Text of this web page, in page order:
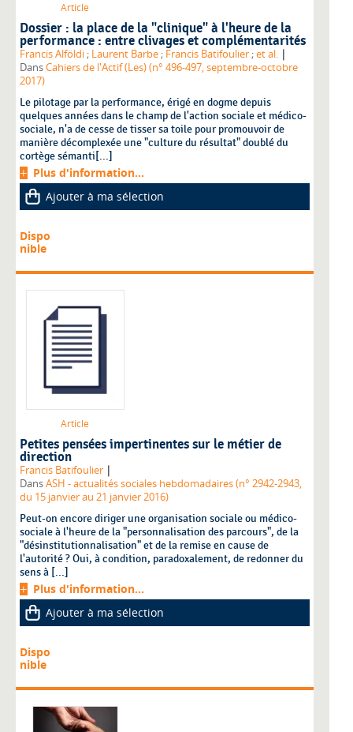
Article
Dossier : la place de la "clinique" à l'heure de la
performance : entre clivages et complémentarités
Francis Alföldi ; Laurent Barbe ; Francis Batifoulier ;et al. |
DansCahiers de l'Actif (Les) (n° 496-497, septembre-octobre
2017)
Le pilotage par la performance, érigé en dogme depuis
quelques années dans le champ de l'action sociale et médico-
sociale, n'a de cesse de tisser sa toile pour promouvoir de
manière décomplexée une "culture du résultat" doublé du
cortège sémanti[...]
Plus d'information...
Ajouter à ma sélection
Dispo
nible
Article
Petites pensées impertinentes sur le métier de
direction
Francis Batifoulier |
DansASH - actualités sociales hebdomadaires (n° 2942-2943,
du 15 janvier au 21 janvier 2016)
Peut-on encore diriger une organisation sociale ou médico-
sociale à l'heure de la "personnalisation des parcours", de la
"désinstitutionnalisation" et de la remise en cause de
l'autorité ? Oui, à condition, paradoxalement, de redonner du
sens à [...]
Plus d'information...
Ajouter à ma sélection
Dispo
nible